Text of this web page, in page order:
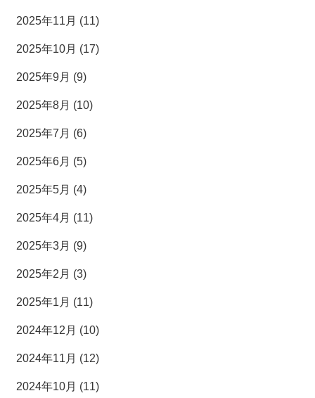
2025年11月 (11)
2025年10月 (17)
2025年9月 (9)
2025年8月 (10)
2025年7月 (6)
2025年6月 (5)
2025年5月 (4)
2025年4月 (11)
2025年3月 (9)
2025年2月 (3)
2025年1月 (11)
2024年12月 (10)
2024年11月 (12)
2024年10月 (11)